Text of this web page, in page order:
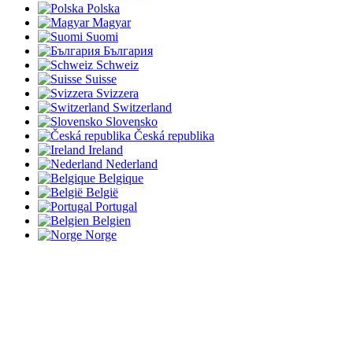
Polska
Magyar
Suomi
България
Schweiz
Suisse
Svizzera
Switzerland
Slovensko
Česká republika
Ireland
Nederland
Belgique
België
Portugal
Belgien
Norge